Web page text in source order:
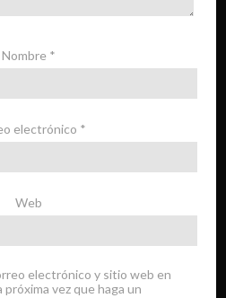
Nombre *
electrónico *
Web
electrónico y sitio web en
vez que haga un